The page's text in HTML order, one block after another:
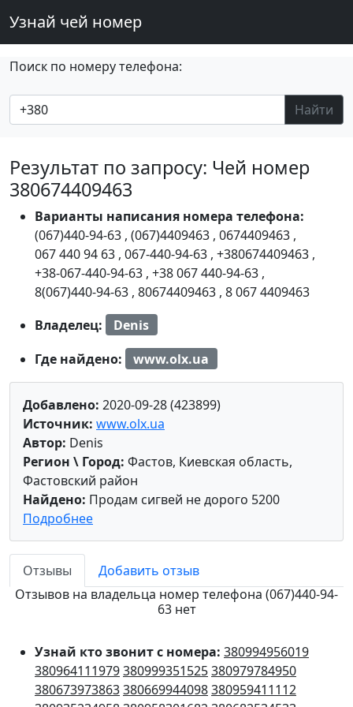
Узнай чей номер
Поиск по номеру телефона:
Найти
Результат по запросу: Чей номер
380674409463
Варианты написания номера телефона:
(067)440-94-63 , (067)4409463 , 0674409463 ,
067 440 94 63 , 067-440-94-63 , +380674409463 ,
+38-067-440-94-63 , +38 067 440-94-63 ,
8(067)440-94-63 , 80674409463 , 8 067 4409463
Владелец:
Denis
Где найдено:
www.olx.ua
Добавлено: 2020-09-28 (423899)
Источник: www.olx.ua
Автор: Denis
Регион \ Город: Фастов, Киевская область,
Фастовский район
Найдено: Продам сигвей не дорого 5200
Подробнее
Отзывы
Добавить отзыв
Отзывов на владельца номер телефона (067)440-94-
63 нет
Узнай кто звонит с номера: 380994956019
380964111979380999351525380979784950
380673973863380669944098380959411112